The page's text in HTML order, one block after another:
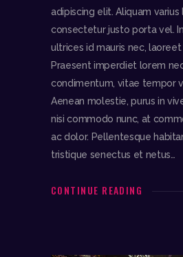
adipiscing elit. Aliquam
consectetur justo porta vel. In
ultrices id mauris nec, laoreet
Praesent imperdiet lorem
condimentum, vitae tempor
Aenean molestie, purus in
nisi commodo nunc, at
ac dolor. Pellentesque
tristique senectus et netus…
CONTINUE READING